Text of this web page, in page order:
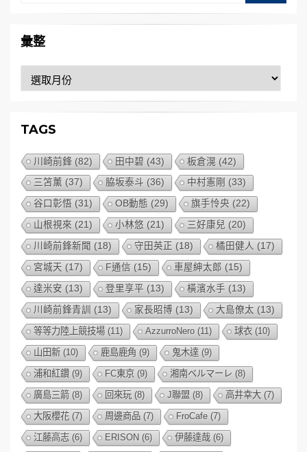
彙整
整
TAGS
川崎前鋒 (82) 田中碧 (43) 板倉滉 (42)
三笘薰 (37) 脇坂泰斗 (36) 中村憲剛 (33)
谷口彰悟 (31) OB動態 (29) 旗手怜央 (22)
山根視來 (21) 小林悠 (21) 三好康兒 (20)
川崎前鋒新聞 (18) 守田英正 (18) 橘田健人 (17)
宮城天 (17) F通信 (15) 車屋紳太郎 (15)
達米安 (13) 登里享平 (13) 橫濱水手 (13)
川崎前鋒青訓 (13) 家長昭博 (13) 大島僚太 (13)
等等力陸上競技場 (11) AzzurroNero (11) 球衣 (10)
山田新 (10) 鹿島鹿角 (9) 鬼木達 (9)
浦和紅鑽 (9) FC東京 (9) 湘南ベルマーレ (8)
廣島三箭 (8) 回來玩 (8) J聯盟 (8) 高井幸大 (7)
大阪櫻花 (7) 周邊商品 (7) FroCafe (7)
江藤高志 (6) ERISON (6) 伊藤達哉 (6)